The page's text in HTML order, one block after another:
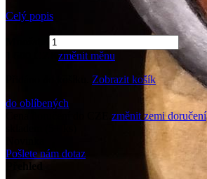
Celý popis
změnit měnu
Zobrazit košík
do oblíbených
změnit zemi doručení
Pošlete nám dotaz
Přehled